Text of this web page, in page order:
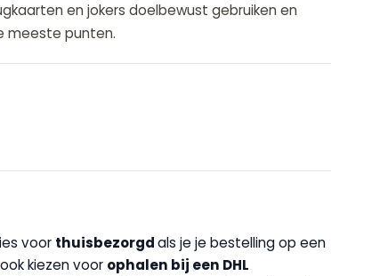
en jokers doelbewust gebruiken en
meeste punten.
voor thuisbezorgdals je je bestelling op een
kiezen voor ophalen bij een DHL